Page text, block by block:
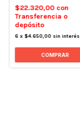
$22.320,00 con
Transferencia o
depósito
6 x $4.650,00 sin interés
COMPRAR